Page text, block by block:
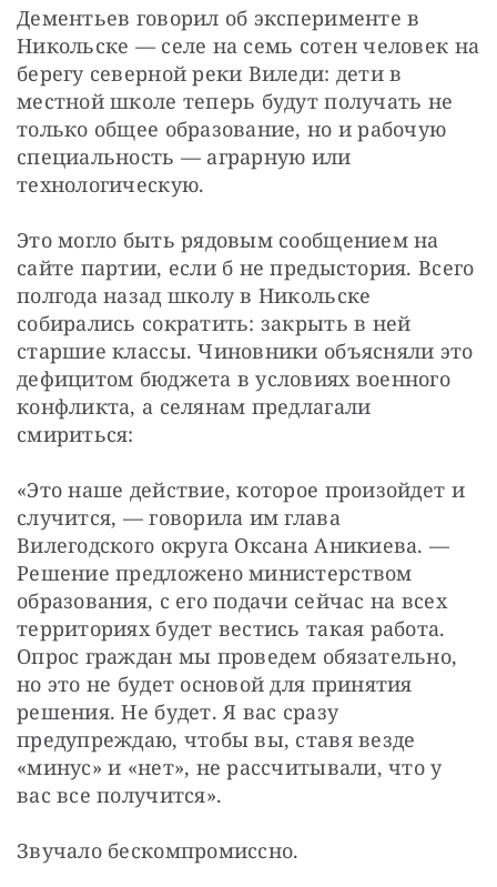
Дементьев говорил об эксперименте в
Никольске — селе на семь сотен человек на
берегу северной реки Виледи: дети в
местной школе теперь будут получать не
только общее образование, но и рабочую
специальность — аграрную или
технологическую.
Это могло быть рядовым сообщением на
сайте партии, если б не предыстория. Всего
полгода назад школу в Никольске
собирались сократить: закрыть в ней
старшие классы. Чиновники объясняли это
дефицитом бюджета в условиях военного
конфликта, а селянам предлагали
смириться:
«Это наше действие, которое произойдет и
случится, — говорила им глава
Вилегодского округа Оксана Аникиева. —
Решение предложено министерством
образования, с его подачи сейчас на всех
территориях будет вестись такая работа.
Опрос граждан мы проведем обязательно,
но это не будет основой для принятия
решения. Не будет. Я вас сразу
предупреждаю, чтобы вы, ставя везде
«минус» и «нет», не рассчитывали, что у
вас все получится».
Звучало бескомпромиссно.